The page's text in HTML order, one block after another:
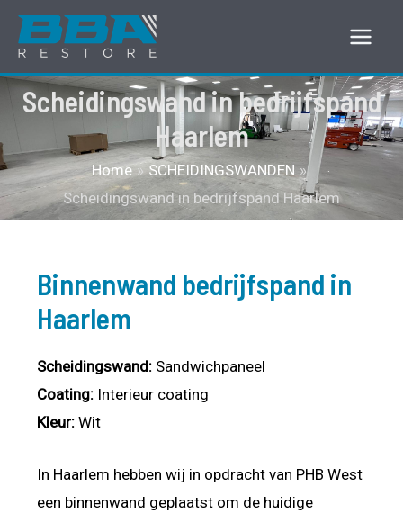
naar
de
inhoudScheidingswand in bedrijfspand
Haarlem
Home
SCHEIDINGSWANDEN
Scheidingswand in bedrijfspand Haarlem
Binnenwand bedrijfspand in
Haarlem
Scheidingswand: Sandwichpaneel
Coating: Interieur coating
Kleur: Wit
In Haarlem hebben wij in opdracht van PHB West
een binnenwand geplaatst om de huidige